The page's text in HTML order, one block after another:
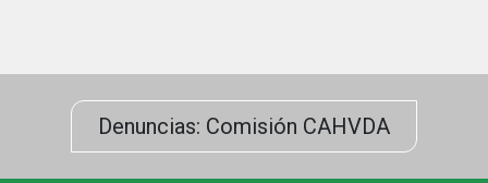
Denuncias: Comisión CAHVDA